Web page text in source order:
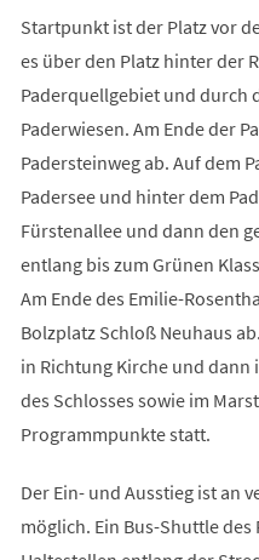
Startpunkt ist der Platz vor
es über den Platz hinter der
Paderquellgebiet und durch
Paderwiesen. Am Ende der
Padersteinweg ab. Auf dem
Padersee und hinter dem
Fürstenallee und dann den
entlang bis zum Grünen
Am Ende des Emilie-
Bolzplatz Schloß Neuhaus
in Richtung Kirche und
des Schlosses sowie im
Programmpunkte statt.
Der Ein- und Ausstieg ist an
möglich. Ein Bus-Shuttle